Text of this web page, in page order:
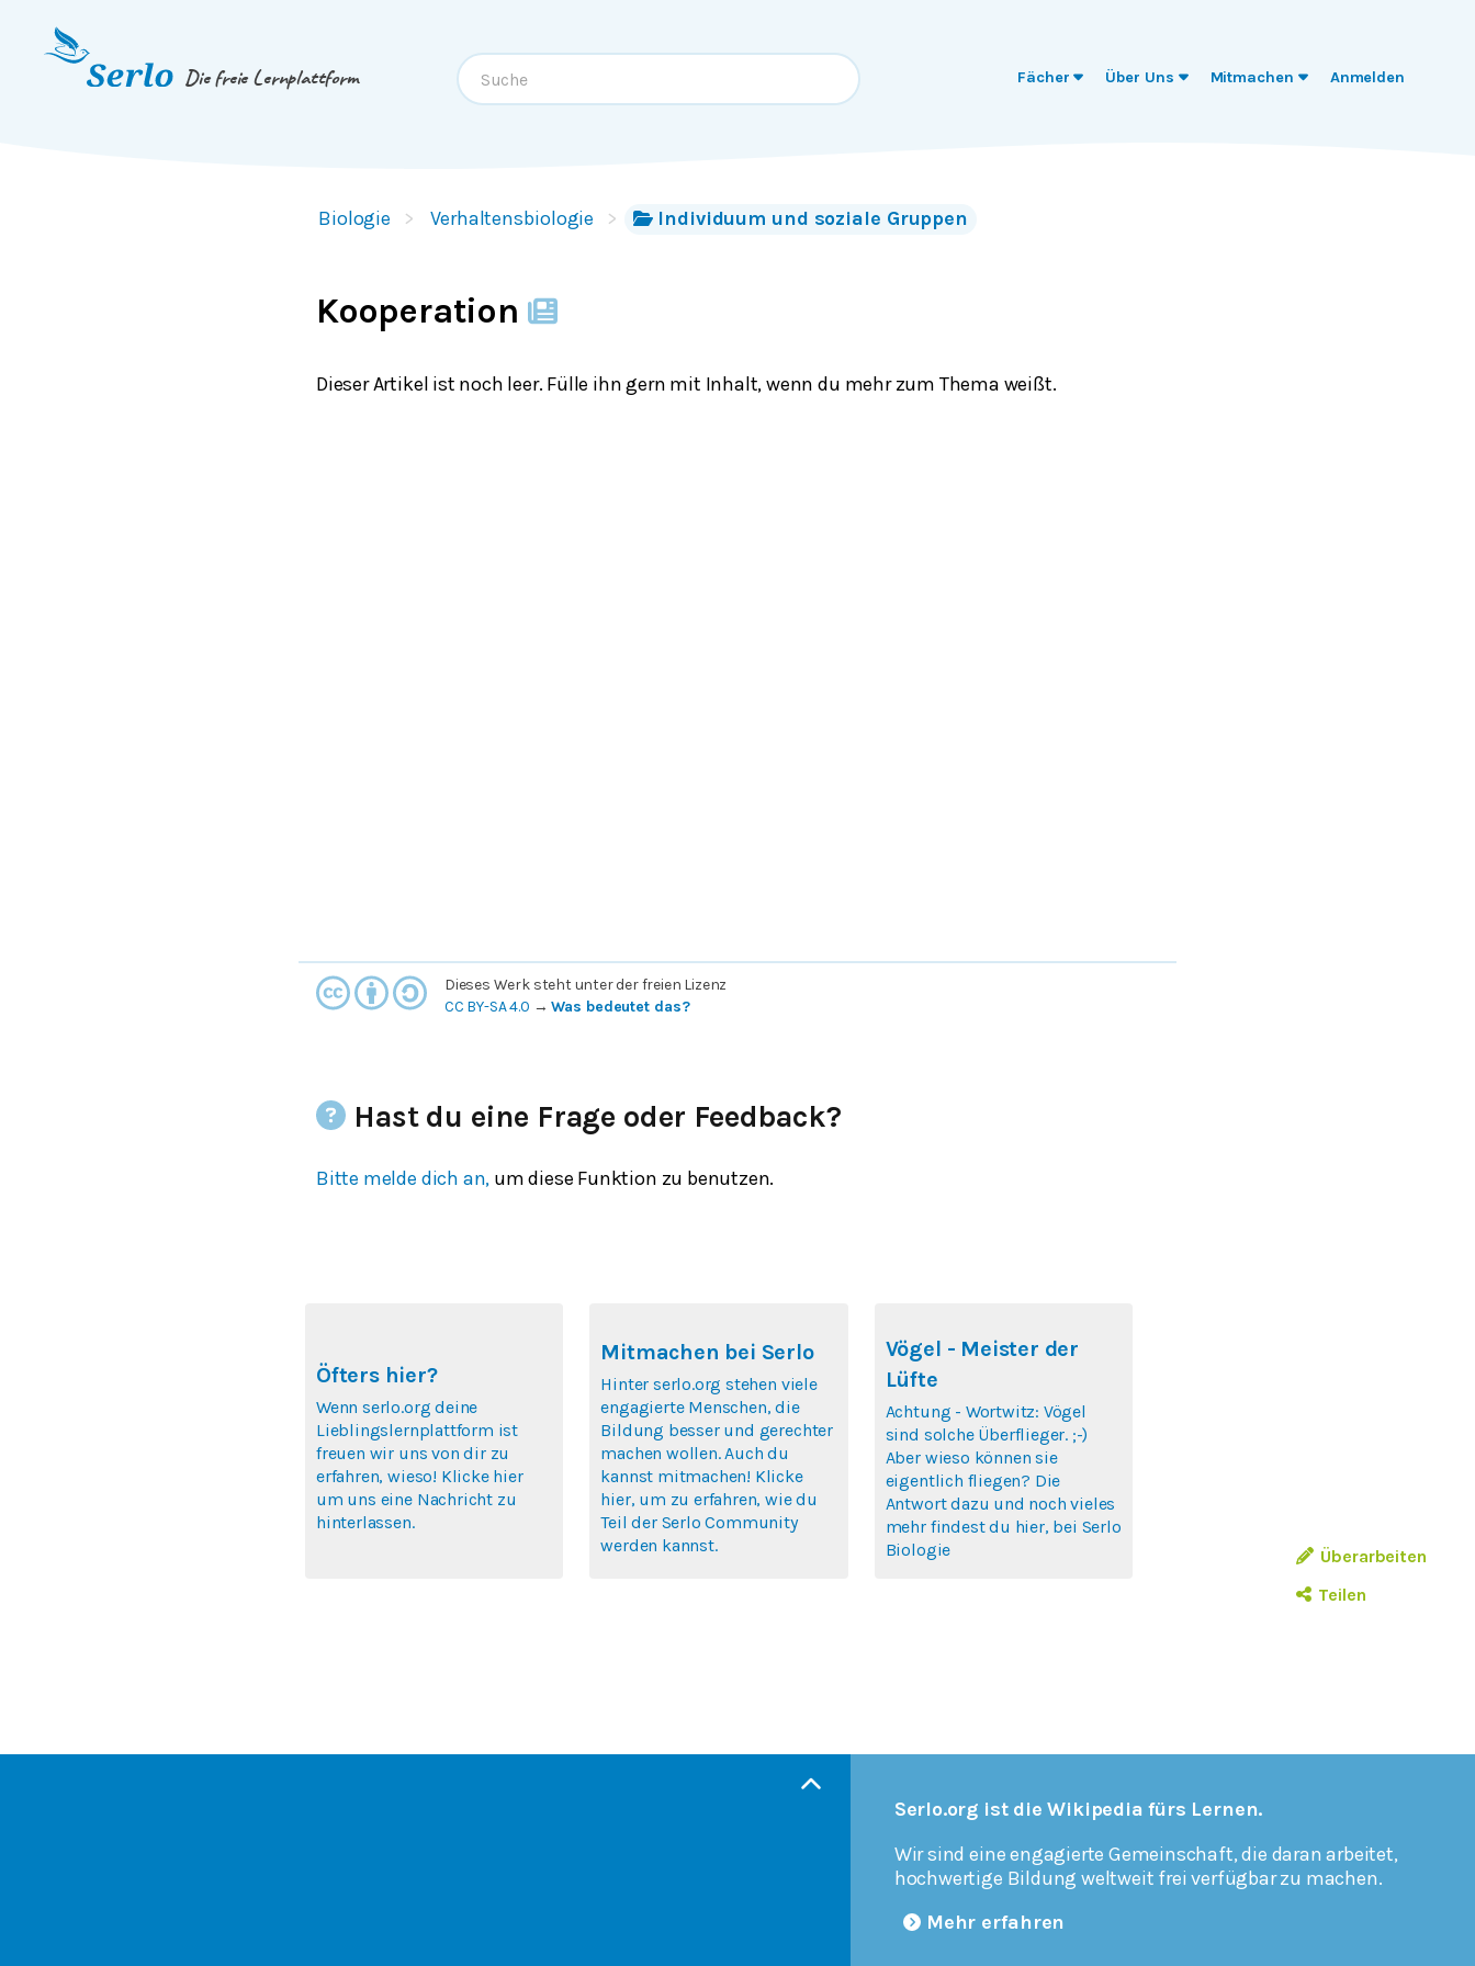
Springe zum
Die freie Lernplattform Fächer Über Uns Mitmachen Anmelden
Biologie Verhaltensbiologie Individuum und soziale Gruppen
Kooperation
Dieser Artikel ist noch leer. Fülle ihn gern mit Inhalt, wenn du mehr zum Thema weißt.
Überarbeiten
Teilen
Dieses Werk steht unter der freien Lizenz
CC BY-SA 4.0 →Was bedeutet das?
Hast du eine Frage oder Feedback?
Bitte melde dich an, um diese Funktion zu benutzen.
Öfters hier?
Wenn serlo.org deine
Lieblingslernplattform ist
freuen wir uns von dir zu
erfahren, wieso! Klicke hier
um uns eine Nachricht zu
hinterlassen.
Mitmachen bei Serlo
Hinter serlo.org stehen viele
engagierte Menschen, die
Bildung besser und gerechter
machen wollen. Auch du
kannst mitmachen! Klicke
hier, um zu erfahren, wie du
Teil der Serlo Community
werden kannst.
Vögel - Meister der
Lüfte
Achtung - Wortwitz: Vögel
sind solche Überflieger. ;-)
Aber wieso können sie
eigentlich fliegen? Die
Antwort dazu und noch vieles
mehr findest du hier, bei Serlo
Biologie
Serlo.org ist die Wikipedia fürs Lernen.
Wir sind eine engagierte Gemeinschaft, die daran arbeitet,
hochwertige Bildung weltweit frei verfügbar zu machen.
Mehr erfahren